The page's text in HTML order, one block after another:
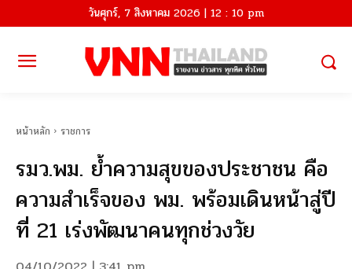
วันศุกร์, 7 สิงหาคม 2026 | 12 : 10 pm
หน้าหลัก ราชการ
รมว.พม. ย้ำความสุขของประชาชน คือ
ความสำเร็จของ พม. พร้อมเดินหน้าสู่ปี
ที่ 21 เร่งพัฒนาคนทุกช่วงวัย